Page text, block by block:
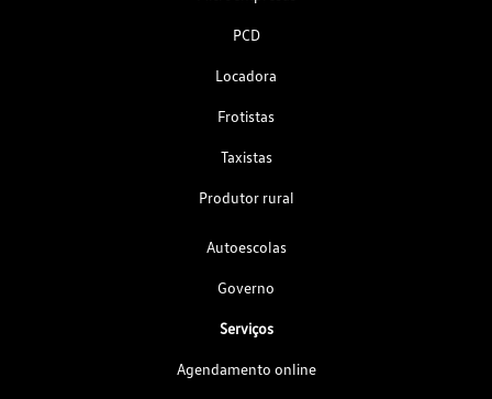
PCD
Locadora
Frotistas
Taxistas
Produtor rural
Autoescolas
Governo
Serviços
Agendamento online